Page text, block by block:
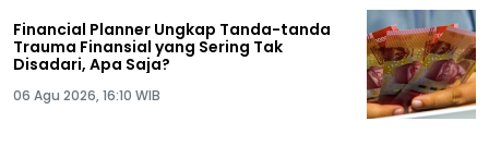
Financial Planner Ungkap Tanda-tanda
Trauma Finansial yang Sering Tak
Disadari, Apa Saja?
06 Agu 2026, 16:10 WIB